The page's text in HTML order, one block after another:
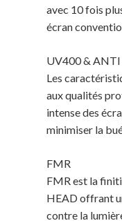
avec 10 fois
écran
UV400 & ANTI
Les
aux qualités
intense des
minimiser la
FMR
FMR est la
HEAD offrant
contre la